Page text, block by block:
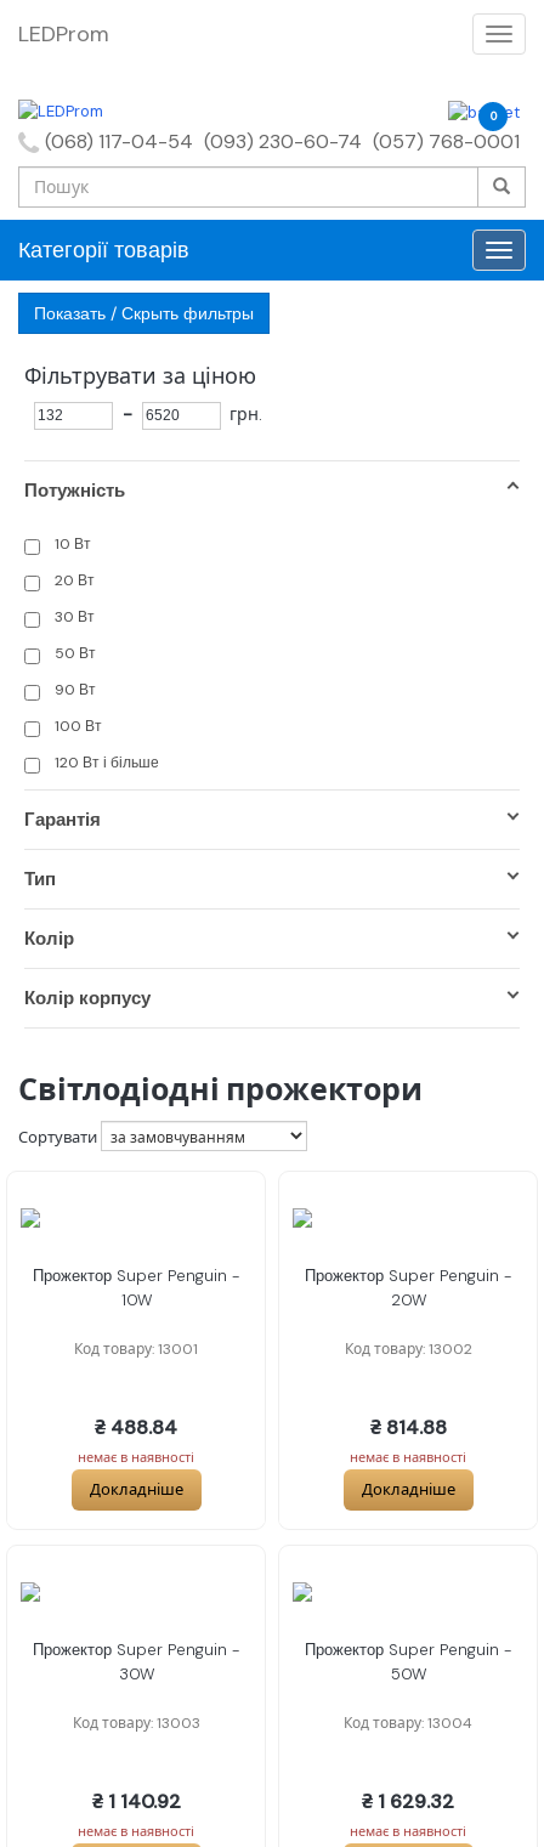
LEDProm
0
(068) 117-04-54 (093) 230-60-74 (057) 768-0001
Категорії товарів
Показать / Скрыть фильтры
Фільтрувати за ціною
- грн.
Потужність
10 Вт
20 Вт
30 Вт
50 Вт
90 Вт
100 Вт
120 Вт і більше
Гарантія
Тип
Колір
Колір корпусу
Світлодіодні прожектори
Сортувати
Прожектор Super Penguin -
10W
Код товару: 13001
₴ 488.84
немає в наявності
Докладніше
Прожектор Super Penguin -
20W
Код товару: 13002
₴ 814.88
немає в наявності
Докладніше
Прожектор Super Penguin -
30W
Код товару: 13003
₴ 1 140.92
немає в наявності
Прожектор Super Penguin -
50W
Код товару: 13004
₴ 1 629.32
немає в наявності